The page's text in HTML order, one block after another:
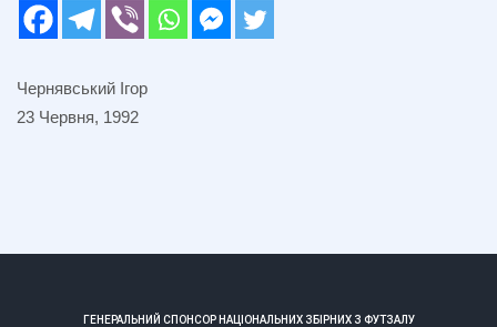
Чернявський Ігор
23 Червня, 1992
ГЕНЕРАЛЬНИЙ СПОНСОР НАЦІОНАЛЬНИХ ЗБІРНИХ З ФУТЗАЛУ